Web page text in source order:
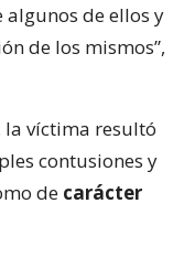
de ellos y
de los mismos”,
la víctima resultó
contusiones y
de carácter